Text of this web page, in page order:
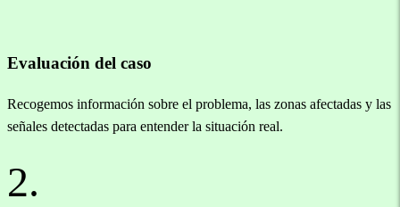
Evaluación del caso
Recogemos información sobre el problema, las zonas afectadas y las
señales detectadas para entender la situación real.
2.